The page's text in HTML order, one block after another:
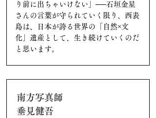
り前に出ちゃいけない」──石垣金星
さんの言葉が守られていく限り、西表
島は、日本が誇る世界の「自然×文
化」遺産として、生き続けていくのだ
と思います。
南方写真師
垂見健吾